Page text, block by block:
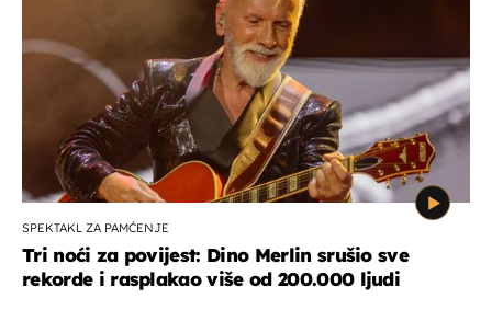
SPEKTAKL ZA PAMĆENJE
Tri noći za povijest: Dino Merlin srušio sve
rekorde i rasplakao više od 200.000 ljudi